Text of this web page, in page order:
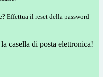
Effettua il reset della password
casella di posta elettronica!